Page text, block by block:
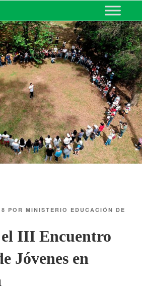
DE EDUCACIÓN
POR MINISTERIO EDUCACIÓN DE
el III Encuentro
Jóvenes en